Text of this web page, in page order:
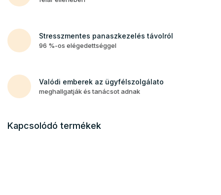
Stresszmentes panaszkezelés távolról
96 %-os elégedettséggel
Valódi emberek az ügyfélszolgálato
meghallgatják és tanácsot adnak
Kapcsolódó termékek